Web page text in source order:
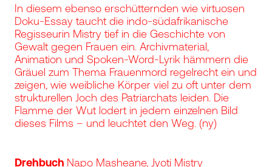
In diesem ebenso erschütternden wie virtuosen
Doku-Essay taucht die indo-südafrikanische
Regisseurin Mistry tief in die Geschichte von
Gewalt gegen Frauen ein. Archivmaterial,
Animation und Spoken-Word-Lyrik hämmern die
Gräuel zum Thema Frauenmord regelrecht ein und
zeigen, wie weibliche Körper viel zu oft unter dem
strukturellen Joch des Patriarchats leiden. Die
Flamme der Wut lodert in jedem einzelnen Bild
dieses Films – und leuchtet den Weg. (ny)
Drehbuch Napo Masheane, Jyoti Mistry